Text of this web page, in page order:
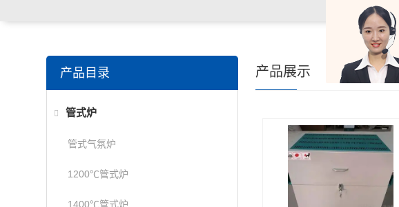
产品目录
管式炉
管式气氛炉
1200℃管式炉
1400℃管式炉
产品展示